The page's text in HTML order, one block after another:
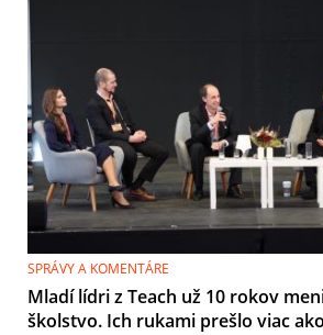
SPRÁVY A KOMENTÁRE
Mladí lídri z Teach už 10 rokov
školstvo. Ich rukami prešlo viac